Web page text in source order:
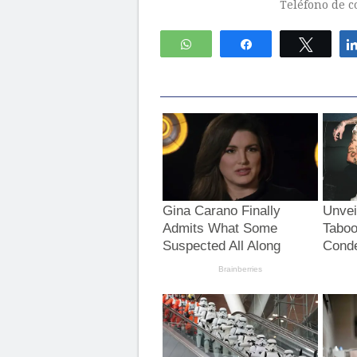
Teléfono de
WhatsApp Compartir Twittear